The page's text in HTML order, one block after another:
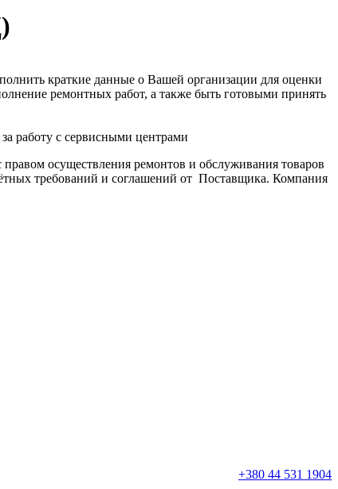
краткие данные о Вашей организации для оценки
ремонтных работ, а также быть готовыми принять
работу с сервисными центрами
осуществления ремонтов и обслуживания товаров
требований и соглашений от Поставщика. Компания
+380 44 531 1904